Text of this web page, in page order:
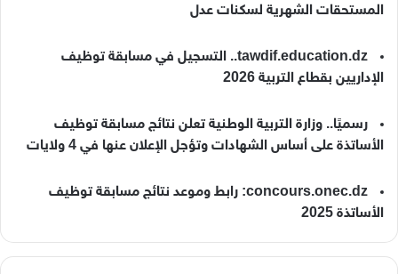
المستحقات الشهرية لسكنات عدل
tawdif.education.dz.. التسجيل في مسابقة توظيف
الإداريين بقطاع التربية 2026
رسميًا.. وزارة التربية الوطنية تعلن نتائج مسابقة توظيف
الأساتذة على أساس الشهادات وتؤجل الإعلان عنها في 4 ولايات
concours.onec.dz: رابط وموعد نتائج مسابقة توظيف
الأساتذة 2025